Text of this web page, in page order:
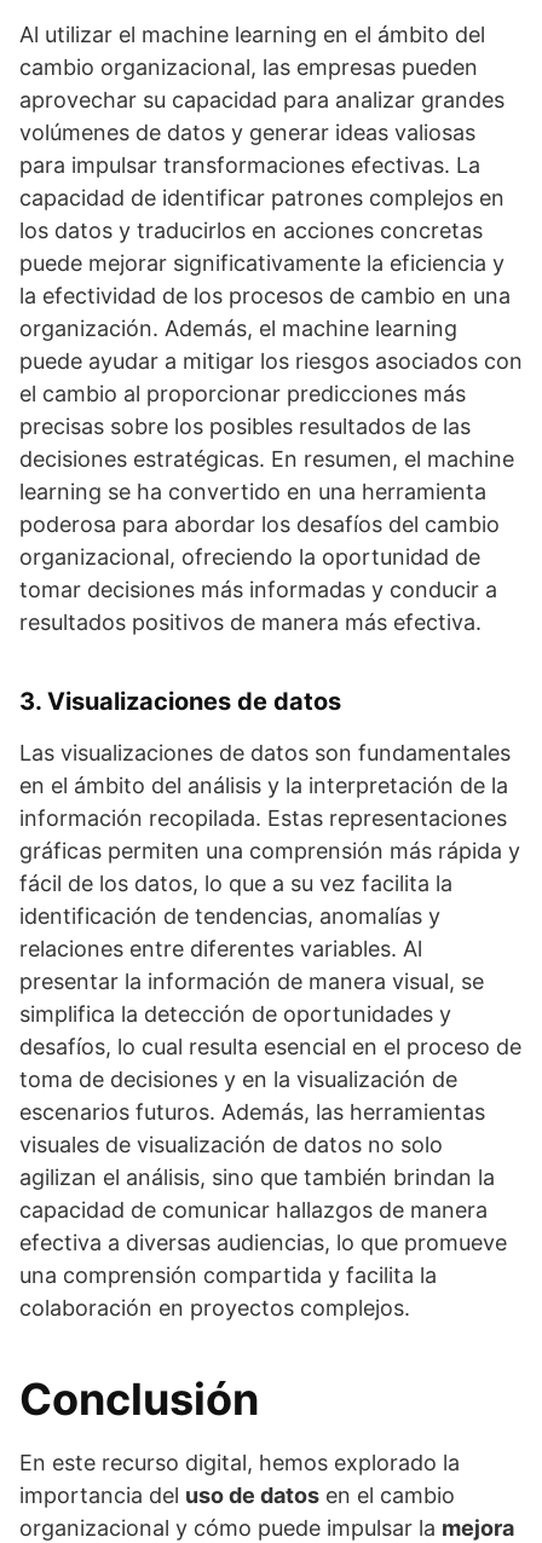
Al utilizar el machine learning en el ámbito del
cambio organizacional, las empresas pueden
aprovechar su capacidad para analizar grandes
volúmenes de datos y generar ideas valiosas
para impulsar transformaciones efectivas. La
capacidad de identificar patrones complejos en
los datos y traducirlos en acciones concretas
puede mejorar significativamente la eficiencia y
la efectividad de los procesos de cambio en una
organización. Además, el machine learning
puede ayudar a mitigar los riesgos asociados con
el cambio al proporcionar predicciones más
precisas sobre los posibles resultados de las
decisiones estratégicas. En resumen, el machine
learning se ha convertido en una herramienta
poderosa para abordar los desafíos del cambio
organizacional, ofreciendo la oportunidad de
tomar decisiones más informadas y conducir a
resultados positivos de manera más efectiva.
3. Visualizaciones de datos
Las visualizaciones de datos son fundamentales
en el ámbito del análisis y la interpretación de la
información recopilada. Estas representaciones
gráficas permiten una comprensión más rápida y
fácil de los datos, lo que a su vez facilita la
identificación de tendencias, anomalías y
relaciones entre diferentes variables. Al
presentar la información de manera visual, se
simplifica la detección de oportunidades y
desafíos, lo cual resulta esencial en el proceso de
toma de decisiones y en la visualización de
escenarios futuros. Además, las herramientas
visuales de visualización de datos no solo
agilizan el análisis, sino que también brindan la
capacidad de comunicar hallazgos de manera
efectiva a diversas audiencias, lo que promueve
una comprensión compartida y facilita la
colaboración en proyectos complejos.
Conclusión
En este recurso digital, hemos explorado la
importancia del uso de datos en el cambio
organizacional y cómo puede impulsar la mejora